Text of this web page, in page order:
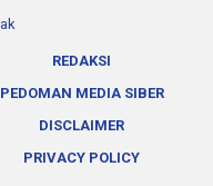
REDAKSI
PEDOMAN MEDIA SIBER
DISCLAIMER
PRIVACY POLICY